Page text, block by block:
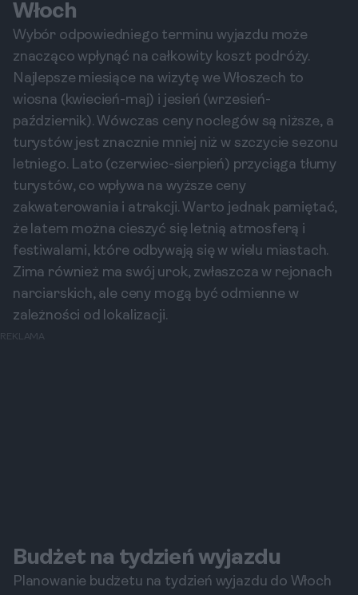
Włoch
Wybór odpowiedniego terminu wyjazdu może
znacząco wpłynąć na całkowity koszt podróży.
Najlepsze miesiące na wizytę we Włoszech to
wiosna (kwiecień-maj) i jesień (wrzesień-
październik). Wówczas ceny noclegów są niższe, a
turystów jest znacznie mniej niż w szczycie sezonu
letniego. Lato (czerwiec-sierpień) przyciąga tłumy
turystów, co wpływa na wyższe ceny
zakwaterowania i atrakcji. Warto jednak pamiętać,
że latem można cieszyć się letnią atmosferą i
festiwalami, które odbywają się w wielu miastach.
Zima również ma swój urok, zwłaszcza w rejonach
narciarskich, ale ceny mogą być odmienne w
zależności od lokalizacji.
REKLAMA
Budżet na tydzień wyjazdu
Planowanie budżetu na tydzień wyjazdu do Włoch